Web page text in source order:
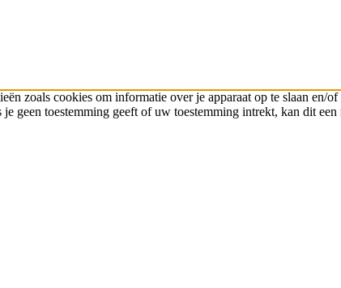
zoals cookies om informatie over je apparaat op te slaan en/
geen toestemming geeft of uw toestemming intrekt, kan dit